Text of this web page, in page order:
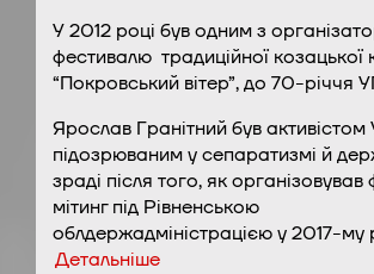
У 2012 році був одним з
фестивалю традиційної козацької
“Покровський вітер”, до 70-річчя
Ярослав Гранітний був
підозрюваним у сепаратизмі й
зраді після того, як
мітинг під Рівненською
облдержадміністрацією у 2017-му
Детальніше